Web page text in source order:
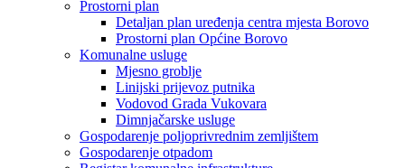
Prostorni plan
Detaljan plan uređenja centra mjesta Borovo
Prostorni plan Općine Borovo
Komunalne usluge
Mjesno groblje
Linijski prijevoz putnika
Vodovod Grada Vukovara
Dimnjačarske usluge
Gospodarenje poljoprivrednim zemljištem
Gospodarenje otpadom